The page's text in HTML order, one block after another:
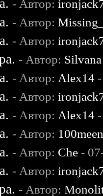
- Автор:
- Автор:
- Автор:
- Автор: Silvana
- Автор: Alex14
- Автор:
- Автор: Alex14
- Автор:
- Автор: Che -
- Автор:
- Автор: